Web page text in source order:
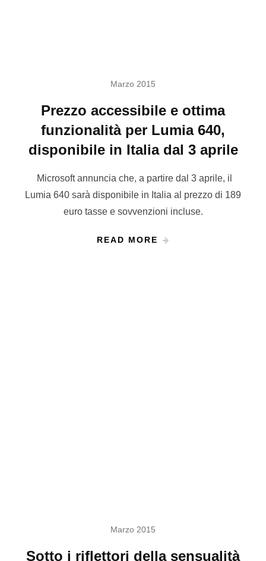
Marzo 2015
Prezzo accessibile e ottima
funzionalità per Lumia 640,
disponibile in Italia dal 3 aprile
Microsoft annuncia che, a partire dal 3 aprile, il
Lumia 640 sarà disponibile in Italia al prezzo di 189
euro tasse e sovvenzioni incluse.
READ MORE
Marzo 2015
Sotto i riflettori della sensualità